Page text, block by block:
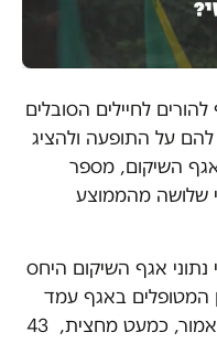
לחיילים הסובלים
על התופעה ולהציג
השיקום, מספר
גדל פי שלושה מהממוצע
אגף השיקום היחס
המטופלים באגף עמד
על 26 אחוז, במלחמה הנוכחית, כאמור, כמעט מחצית, 43